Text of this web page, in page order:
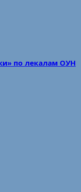
по лекалам ОУН